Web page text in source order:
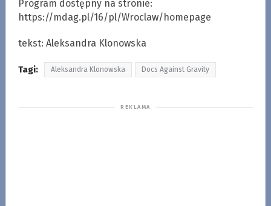
Program dostępny na stronie:
https://mdag.pl/16/pl/Wroclaw/homepage
tekst: Aleksandra Klonowska
Tagi: Aleksandra Klonowska Docs Against Gravity